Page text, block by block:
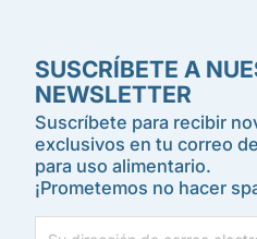
SUSCRÍBETE A
NEWSLETTER
Suscríbete para recibir
exclusivos en tu correo
para uso alimentario.
¡Prometemos no hacer